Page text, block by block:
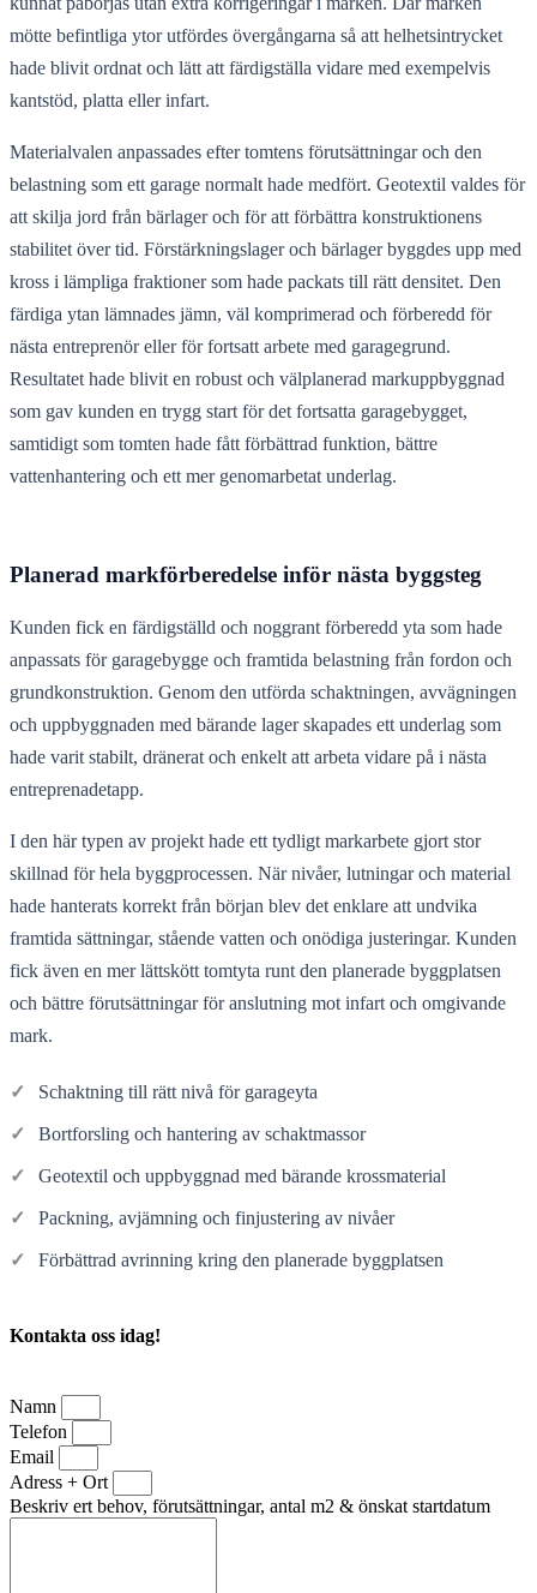
mötte befintliga ytor utfördes övergångarna så att helhetsintrycket
hade blivit ordnat och lätt att färdigställa vidare med exempelvis
kantstöd, platta eller infart.
Materialvalen anpassades efter tomtens förutsättningar och den
belastning som ett garage normalt hade medfört. Geotextil valdes för
att skilja jord från bärlager och för att förbättra konstruktionens
stabilitet över tid. Förstärkningslager och bärlager byggdes upp med
kross i lämpliga fraktioner som hade packats till rätt densitet. Den
färdiga ytan lämnades jämn, väl komprimerad och förberedd för
nästa entreprenör eller för fortsatt arbete med garagegrund.
Resultatet hade blivit en robust och välplanerad markuppbyggnad
som gav kunden en trygg start för det fortsatta garagebygget,
samtidigt som tomten hade fått förbättrad funktion, bättre
vattenhantering och ett mer genomarbetat underlag.
Planerad markförberedelse inför nästa byggsteg
Kunden fick en färdigställd och noggrant förberedd yta som hade
anpassats för garagebygge och framtida belastning från fordon och
grundkonstruktion. Genom den utförda schaktningen, avvägningen
och uppbyggnaden med bärande lager skapades ett underlag som
hade varit stabilt, dränerat och enkelt att arbeta vidare på i nästa
entreprenadetapp.
I den här typen av projekt hade ett tydligt markarbete gjort stor
skillnad för hela byggprocessen. När nivåer, lutningar och material
hade hanterats korrekt från början blev det enklare att undvika
framtida sättningar, stående vatten och onödiga justeringar. Kunden
fick även en mer lättskött tomtyta runt den planerade byggplatsen
och bättre förutsättningar för anslutning mot infart och omgivande
mark.
✓ Schaktning till rätt nivå för garageyta
✓ Bortforsling och hantering av schaktmassor
✓ Geotextil och uppbyggnad med bärande krossmaterial
✓ Packning, avjämning och finjustering av nivåer
✓ Förbättrad avrinning kring den planerade byggplatsen
Kontakta oss idag!
Namn
Telefon
Email
Adress + Ort
Beskriv ert behov, förutsättningar, antal m2 & önskat startdatum